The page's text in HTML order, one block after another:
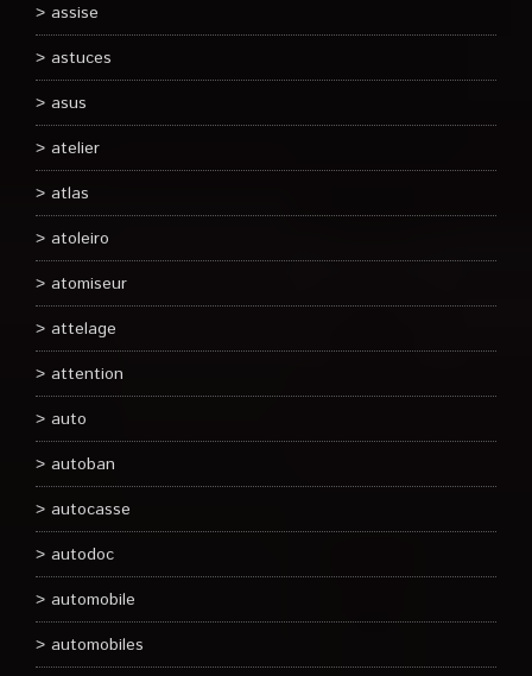
assise
astuces
asus
atelier
atlas
atoleiro
atomiseur
attelage
attention
auto
autoban
autocasse
autodoc
automobile
automobiles